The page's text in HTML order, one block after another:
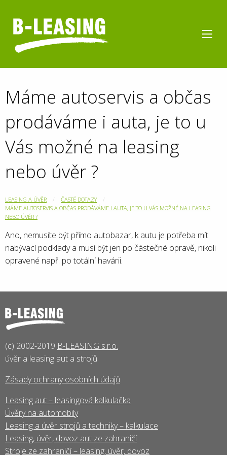
Máme autoservis a občas
prodáváme i auta, je to u
Vás možné na leasing
nebo úvěr ?
LEASING A ÚVĚR
ČASTÉ DOTAZY
MÁME AUTOSERVIS A OBČAS PRODÁVÁME I AUTA, JE TO U VÁS MOŽNÉ NA LEASING
NEBO ÚVĚR ?
Ano, nemusíte být přímo autobazar, k autu je potřeba mít
nabývací podklady a musí být jen po částečné opravě, nikoli
opravené např. po totální havárii.
(c) 2002-2019 B-LEASING s.r.o.
úvěr a leasing aut a strojů
Zásady ochrany osobních údajů
Leasing aut – leasingová kalkulačka
Úvěry na automobily
Leasing a úvěr strojů a techniky – kalkulace
Leasing, úvěr, dovoz aut ze zahraničí
Stroje ze zahraničí – leasing, úvěr, dovoz